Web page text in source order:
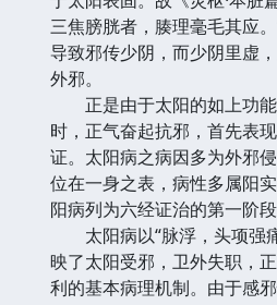
三焦膀胱者，腠理毫毛其应
导致邪传少阴，而少阴里虚
外邪。
正是由于太阳的如上功能
时，正气奋起抗邪，首先表
证。太阳病之病因多为外邪
位在一身之表，病性多属阳
阳病列为六经证治的第一阶段
太阳病以“脉浮，头项强
映了太阳受邪，卫外失职，
利的基本病理机制。由于感